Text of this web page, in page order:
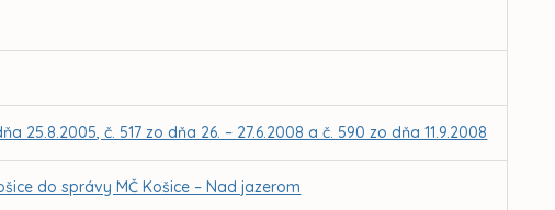
25.8.2005, č. 517 zo dňa 26. – 27.6.2008 a č. 590 zo dňa 11.9.2008
do správy MČ Košice – Nad jazerom